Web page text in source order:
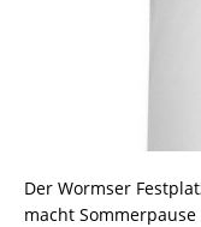
Der Wormser
macht